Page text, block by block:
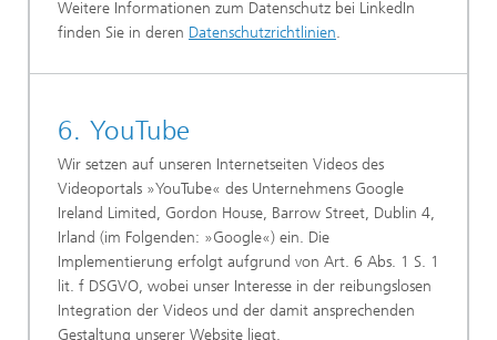
Weitere Informationen zum Datenschutz bei LinkedIn
finden Sie in deren Datenschutzrichtlinien.
6. YouTube
Wir setzen auf unseren Internetseiten Videos des
Videoportals »YouTube« des Unternehmens Google
Ireland Limited, Gordon House, Barrow Street, Dublin 4,
Irland (im Folgenden: »Google«) ein. Die
Implementierung erfolgt aufgrund von Art. 6 Abs. 1 S. 1
lit. f DSGVO, wobei unser Interesse in der reibungslosen
Integration der Videos und der damit ansprechenden
Gestaltung unserer Website liegt.